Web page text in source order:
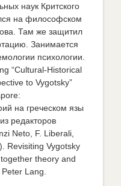
наук Критского
на философском
Там же защитил
Занимается
психологии.
“Cultural-Historical
to Vygotsky”
на греческом язы
редакторов
Neto, F. Liberali,
Revisiting Vygotsky
theory and
Lang.